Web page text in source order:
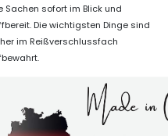
Sachen sofort im Blick und
Die wichtigsten Dinge sind
im Reißverschlussfach